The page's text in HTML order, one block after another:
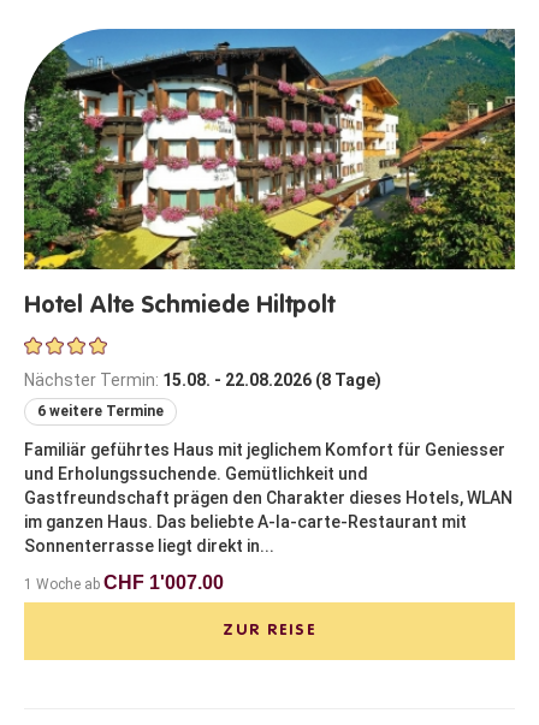
Hotel Alte Schmiede Hiltpolt
Nächster Termin: 15.08. - 22.08.2026 (8 Tage)
6 weitere Termine
Familiär geführtes Haus mit jeglichem Komfort für Geniesser
und Erholungssuchende. Gemütlichkeit und
Gastfreundschaft prägen den Charakter dieses Hotels, WLAN
im ganzen Haus. Das beliebte A-la-carte-Restaurant mit
Sonnenterrasse liegt direkt in...
1 Woche ab CHF 1'007.00
ZUR REISE